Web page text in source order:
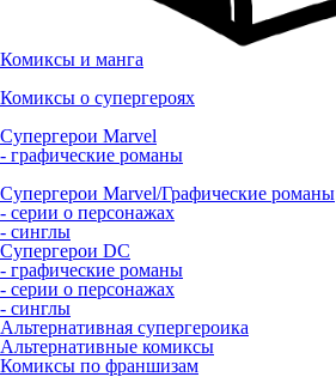
Комиксы и манга
Комиксы о супергероях
Супергерои Marvel
- графические романы
Супергерои Marvel/Графические романы
- серии о персонажах
- синглы
Супергерои DC
- графические романы
- серии о персонажах
- синглы
Альтернативная супергероика
Альтернативные комиксы
Комиксы по франшизам